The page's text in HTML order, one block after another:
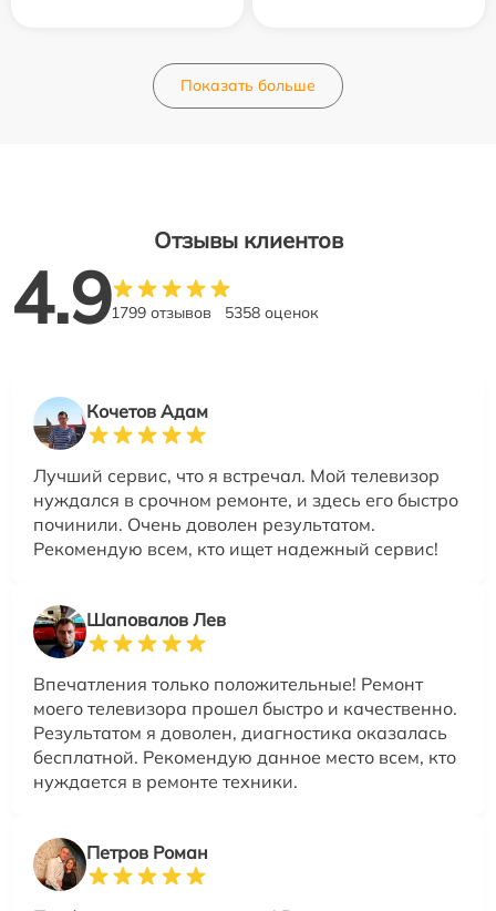
Показать больше
Отзывы клиентов
4.91799 отзывов 5358 оценок
Кочетов Адам
Лучший сервис, что я встречал. Мой телевизор
нуждался в срочном ремонте, и здесь его быстро
починили. Очень доволен результатом.
Рекомендую всем, кто ищет надежный сервис!
Шаповалов Лев
Впечатления только положительные! Ремонт
моего телевизора прошел быстро и качественно.
Результатом я доволен, диагностика оказалась
бесплатной. Рекомендую данное место всем, кто
нуждается в ремонте техники.
Петров Роман